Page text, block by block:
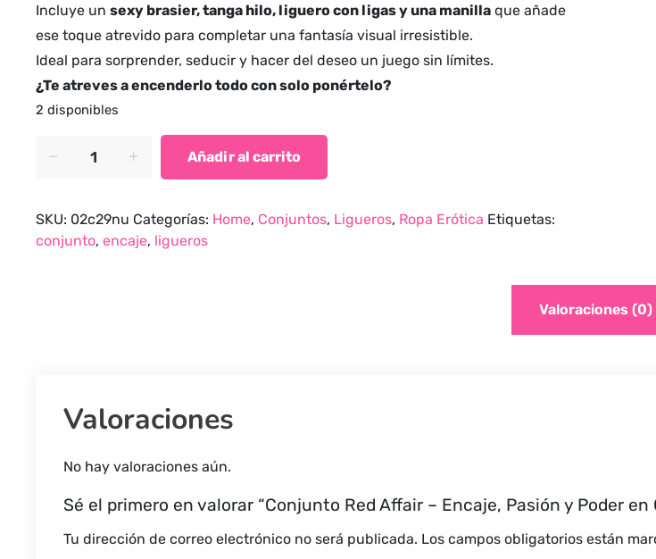
Incluye un sexy brasier, tanga hilo, liguero con ligas y una manilla que añade
ese toque atrevido para completar una fantasía visual irresistible.
Ideal para sorprender, seducir y hacer del deseo un juego sin límites.
¿Te atreves a encenderlo todo con solo ponértelo?
2 disponibles
Encaje,
Pasión
Añadir al carrito
SKU: 02c29nu Categorías: Home, Conjuntos, Ligueros, Ropa Erótica Etiquetas:
conjunto, encaje, ligueros
Valoraciones (0)
Valoraciones
No hay valoraciones aún.
Sé el primero en valorar “Conjunto Red Affair – Encaje, Pasión y Poder en
Tu dirección de correo electrónico no será publicada. Los campos obligatorios están